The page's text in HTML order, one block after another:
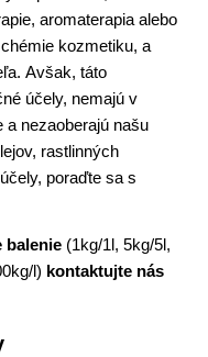
aromaterapia alebo
kozmetiku, a
Avšak, táto
účely, nemajú v
a nezaoberajú našu
rastlinných
poraďte sa s
balenie (1kg/1l, 5kg/5l,
l) kontaktujte nás